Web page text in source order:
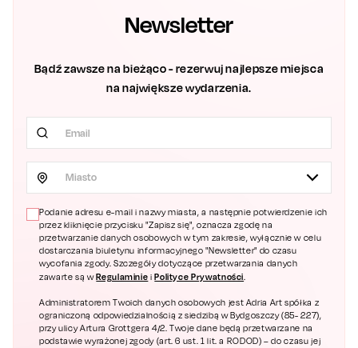
Newsletter
Bądź zawsze na bieżąco - rezerwuj najlepsze miejsca
na największe wydarzenia.
Miasto
Podanie adresu e-mail i nazwy miasta, a następnie potwierdzenie ich
przez kliknięcie przycisku "Zapisz się", oznacza zgodę na
przetwarzanie danych osobowych w tym zakresie, wyłącznie w celu
dostarczania biuletynu informacyjnego "Newsletter" do czasu
wycofania zgody. Szczegóły dotyczące przetwarzania danych
zawarte są wRegulaminie i Polityce Prywatności.
Administratorem Twoich danych osobowych jest Adria Art spółka z
ograniczoną odpowiedzialnością z siedzibą w Bydgoszczy (85- 227),
przy ulicy Artura Grottgera 4/2. Twoje dane będą przetwarzane na
podstawie wyrażonej zgody (art. 6 ust. 1 lit. a RODOD) – do czasu jej